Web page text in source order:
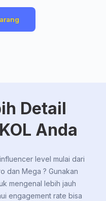
Detail
Anda
level mulai dari
dan Mega ? Gunakan
mengenal lebih jauh
engagement rate bisa